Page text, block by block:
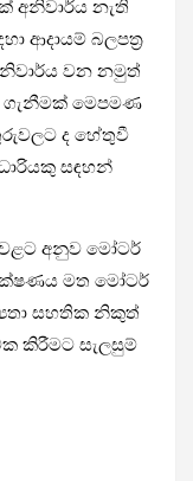
අනිවාර්ය නැති
ආදායම් බලපත්‍ර
වන නමුත්
ගැනීමක් මෙපමණ
ද හේතුවී
සඳහන්
අනුව මෝටර්
මත මෝටර්
සහතික නිකුත්
කිරීමට සැලසුම්